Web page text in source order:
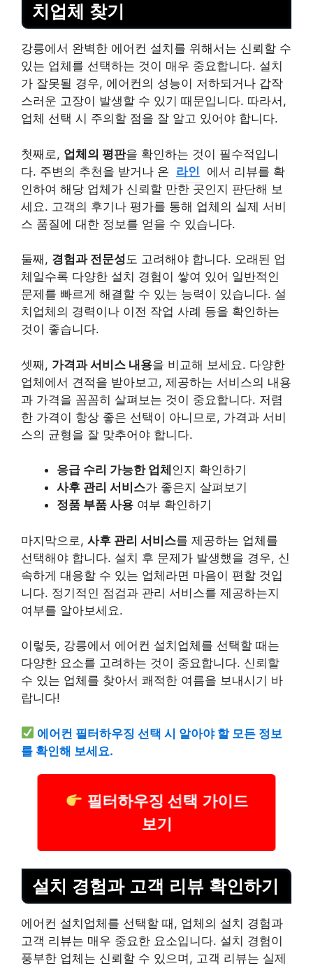
치업체 찾기
강릉에서 완벽한 에어컨 설치를 위해서는 신뢰할 수
있는 업체를 선택하는 것이 매우 중요합니다. 설치
가 잘못될 경우, 에어컨의 성능이 저하되거나 갑작
스러운 고장이 발생할 수 있기 때문입니다. 따라서,
업체 선택 시 주의할 점을 잘 알고 있어야 합니다.
첫째로, 업체의 평판을 확인하는 것이 필수적입니
다. 주변의 추천을 받거나 온 라인
에서 리뷰를 확
인하여 해당 업체가 신뢰할 만한 곳인지 판단해 보
세요. 고객의 후기나 평가를 통해 업체의 실제 서비
스 품질에 대한 정보를 얻을 수 있습니다.
둘째, 경험과 전문성도 고려해야 합니다. 오래된 업
체일수록 다양한 설치 경험이 쌓여 있어 일반적인
문제를 빠르게 해결할 수 있는 능력이 있습니다. 설
치업체의 경력이나 이전 작업 사례 등을 확인하는
것이 좋습니다.
셋째, 가격과 서비스 내용을 비교해 보세요. 다양한
업체에서 견적을 받아보고, 제공하는 서비스의 내용
과 가격을 꼼꼼히 살펴보는 것이 중요합니다. 저렴
한 가격이 항상 좋은 선택이 아니므로, 가격과 서비
스의 균형을 잘 맞추어야 합니다.
응급 수리 가능한 업체 인지 확인하기
사후 관리 서비스가 좋은지 살펴보기
정품 부품 사용 여부 확인하기
마지막으로, 사후 관리 서비스를 제공하는 업체를
선택해야 합니다. 설치 후 문제가 발생했을 경우, 신
속하게 대응할 수 있는 업체라면 마음이 편할 것입
니다. 정기적인 점검과 관리 서비스를 제공하는지
여부를 알아보세요.
이렇듯, 강릉에서 에어컨 설치업체를 선택할 때는
다양한 요소를 고려하는 것이 중요합니다. 신뢰할
수 있는 업체를 찾아서 쾌적한 여름을 보내시기 바
랍니다!
에어컨 필터하우징 선택 시 알아야 할 모든 정보
를 확인해 보세요.
필터하우징 선택 가이드
보기
설치 경험과 고객 리뷰 확인하기
에어컨 설치업체를 선택할 때, 업체의 설치 경험과
고객 리뷰는 매우 중요한 요소입니다. 설치 경험이
풍부한 업체는 신뢰할 수 있으며, 고객 리뷰는 실제